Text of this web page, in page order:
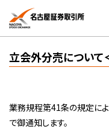
立会外分売について
業務規程第41条の規定に
で御通知します。